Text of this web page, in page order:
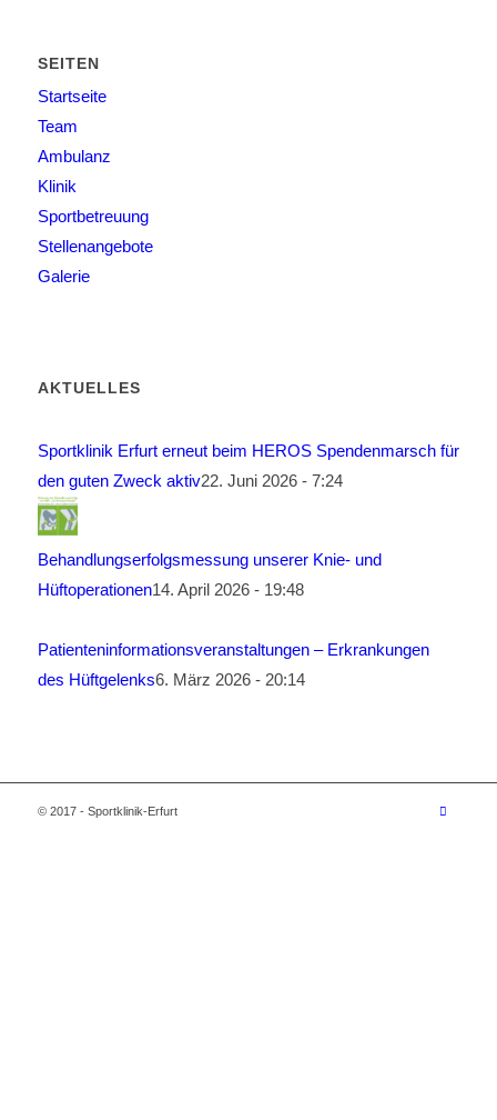
SEITEN
Startseite
Team
Ambulanz
Klinik
Sportbetreuung
Stellenangebote
Galerie
AKTUELLES
Sportklinik Erfurt erneut beim HEROS Spendenmarsch für
den guten Zweck aktiv22. Juni 2026 - 7:24
Behandlungserfolgsmessung unserer Knie- und
Hüftoperationen14. April 2026 - 19:48
Patienteninformationsveranstaltungen – Erkrankungen
des Hüftgelenks6. März 2026 - 20:14
© 2017 - Sportklinik-Erfurt